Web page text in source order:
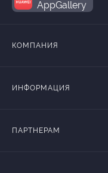
AppGallery
КОМПАНИЯ
ИНФОРМАЦИЯ
ПАРТНЕРАМ